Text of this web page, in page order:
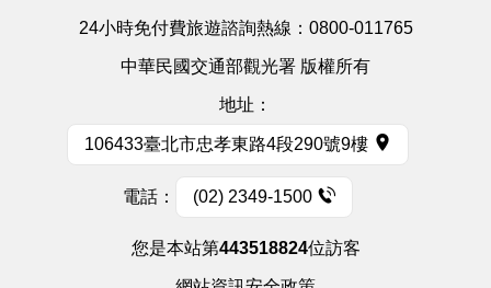
24小時免付費旅遊諮詢熱線： 0800-011765
中華民國交通部觀光署 版權所有
地址：
106433臺北市忠孝東路4段290號9樓
電話： (02) 2349-1500
您是本站第443518824位訪客